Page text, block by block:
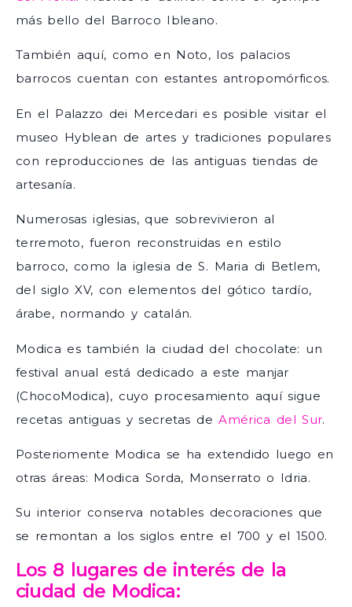
más bello del Barroco Ibleano.
También aquí, como en Noto, los palacios
barrocos cuentan con estantes antropomórficos.
En el Palazzo dei Mercedari es posible visitar el
museo Hyblean de artes y tradiciones populares
con reproducciones de las antiguas tiendas de
artesanía.
Numerosas iglesias, que sobrevivieron al
terremoto, fueron reconstruidas en estilo
barroco, como la iglesia de S. Maria di Betlem,
del siglo XV, con elementos del gótico tardío,
árabe, normando y catalán.
Modica es también la ciudad del chocolate: un
festival anual está dedicado a este manjar
(ChocoModica), cuyo procesamiento aquí sigue
recetas antiguas y secretas deAmérica del Sur.
Posteriomente Modica se ha extendido luego en
otras áreas: Modica Sorda, Monserrato o Idria.
Su interior conserva notables decoraciones que
se remontan a los siglos entre el 700 y el 1500.
Los 8 lugares de interés de la
ciudad de Modica: